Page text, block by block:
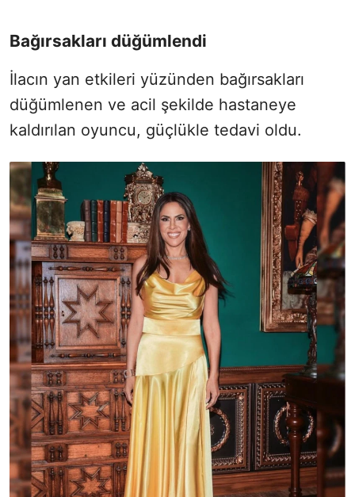
Bağırsakları düğümlendi
İlacın yan etkileri yüzünden bağırsakları
düğümlenen ve acil şekilde hastaneye
kaldırılan oyuncu, güçlükle tedavi oldu.